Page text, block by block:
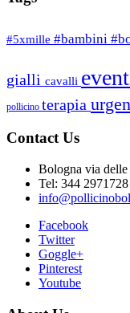
#5xmille #bambini
gialli cavalli
pollicino terapia
Contact Us
Bologna via delle
Tel: 344 2971728
Facebook
Twitter
Goggle+
Pinterest
Youtube